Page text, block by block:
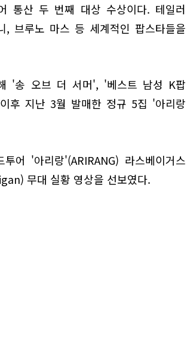
통산 두 번째 대상 수상이다. 테일러
브루노 마스 등 세계적인 팝스타들을
'송 오브 더 서머', '베스트 남성 K팝
후 지난 3월 발매한 정규 5집 '아리랑
어 '아리랑'(ARIRANG) 라스베이거스
무대 실황 영상을 선보였다.